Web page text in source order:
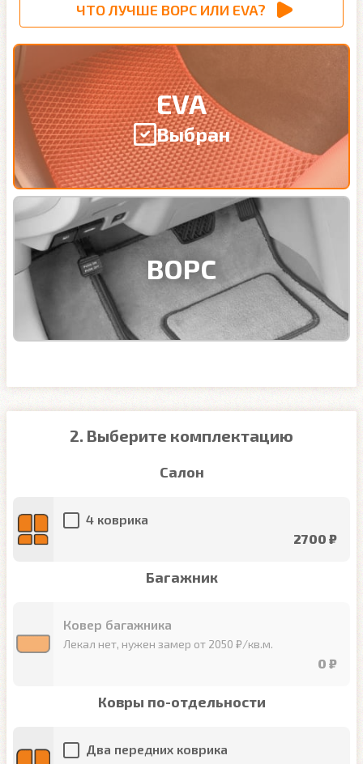
ЧТО ЛУЧШЕ ВОРС ИЛИ EVA?
EVA
Выбран
ВОРС
2. Выберите комплектацию
Салон
4 коврика
2700 ₽
Багажник
Ковер багажника
Лекал нет, нужен замер от 2050 ₽/кв.м.
0 ₽
Ковры по-отдельности
Два передних коврика